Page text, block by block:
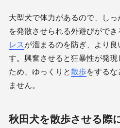
大型犬で体力があるので、し
を発散させられる外遊びができ
レス が溜まるのを防ぎ、より
す。興奮させると狂暴性が発
ため、ゆっくりと散歩をする
ません。
秋田犬を散歩させる際